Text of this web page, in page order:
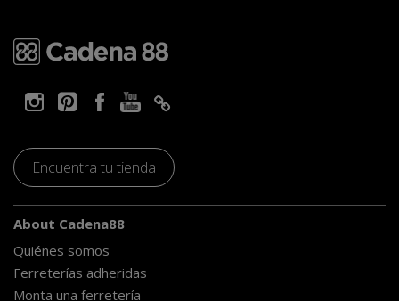
Encuentra tu tienda
About Cadena88
Quiénes somos
Ferreterías adheridas
Monta una ferretería